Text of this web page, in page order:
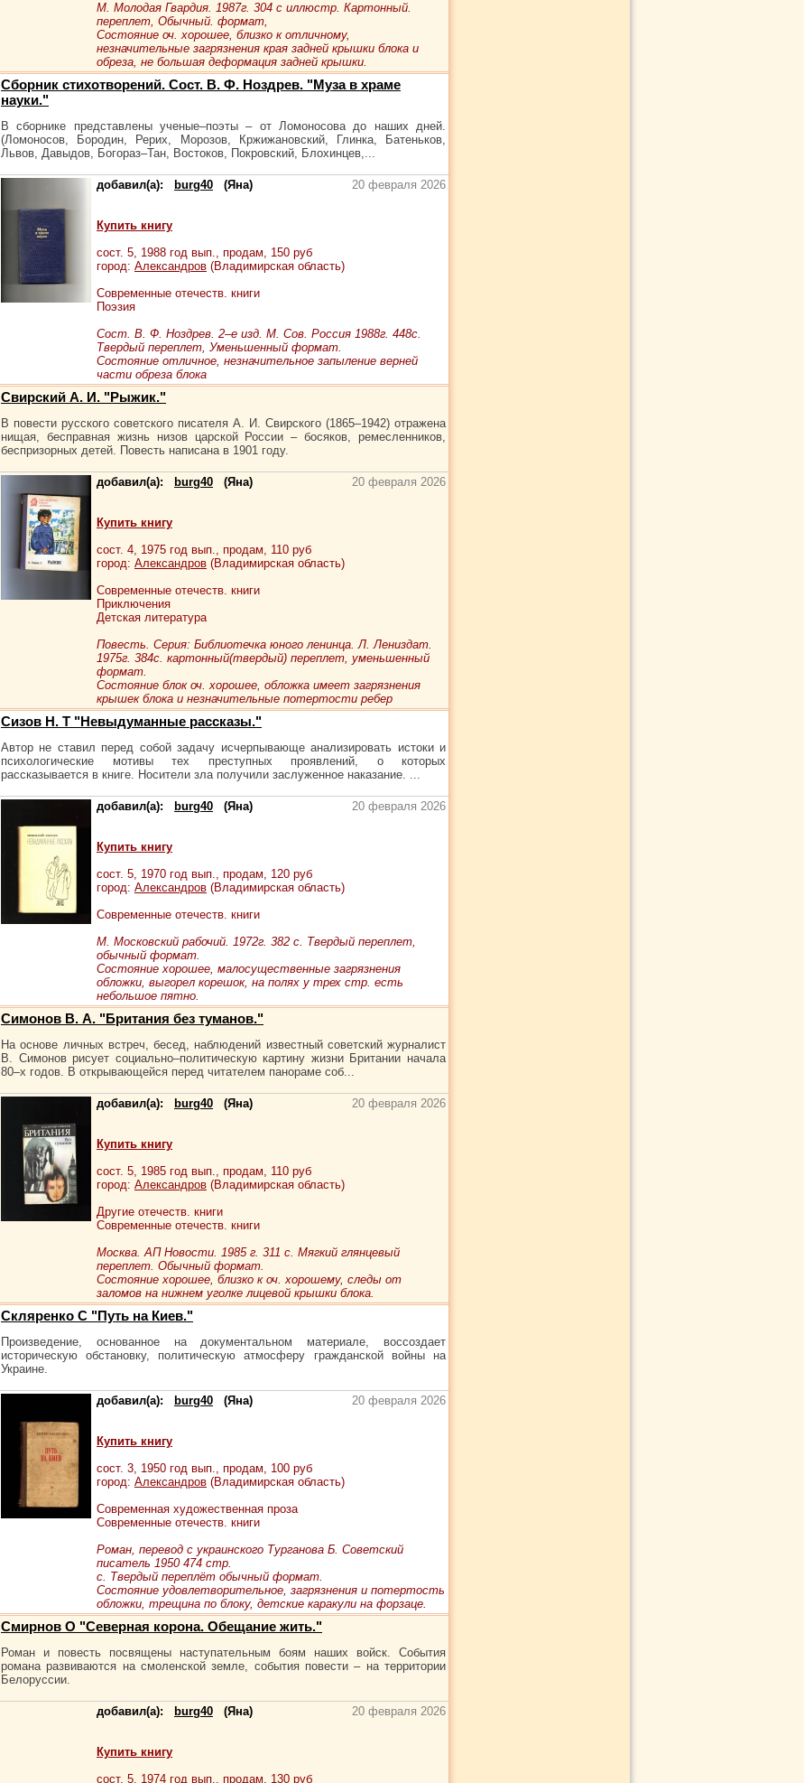
М. Молодая Гвардия. 1987г. 304 с иллюстр. Картонный.
переплет, Обычный. формат,
Состояние оч. хорошее, близко к отличному,
незначительные загрязнения края задней крышки блока и
обреза, не большая деформация задней крышки.
Сборник стихотворений. Сост. В. Ф. Ноздрев. "Муза в храме
науки."
В сборнике представлены ученые–поэты – от Ломоносова до наших дней.
(Ломоносов, Бородин, Рерих, Морозов, Кржижановский, Глинка, Батеньков,
Львов, Давыдов, Богораз–Тан, Востоков, Покровский, Блохинцев,...
добавил(а): burg40 (Яна) 20 февраля 2026
Купить книгу
сост. 5, 1988 год вып., продам, 150 руб
город: Александров (Владимирская область)
Современные отечеств. книги
Поэзия
Сост. В. Ф. Ноздрев. 2–е изд. М. Сов. Россия 1988г. 448с.
Твердый переплет, Уменьшенный формат.
Состояние отличное, незначительное запыление верней
части обреза блока
Свирский А. И. "Рыжик."
В повести русского советского писателя А. И. Свирского (1865–1942) отражена
нищая, бесправная жизнь низов царской России – босяков, ремесленников,
беспризорных детей. Повесть написана в 1901 году.
добавил(а): burg40 (Яна) 20 февраля 2026
Купить книгу
сост. 4, 1975 год вып., продам, 110 руб
город: Александров (Владимирская область)
Современные отечеств. книги
Приключения
Детская литература
Повесть. Серия: Библиотечка юного ленинца. Л. Лениздат.
1975г. 384с. картонный(твердый) переплет, уменьшенный
формат.
Состояние блок оч. хорошее, обложка имеет загрязнения
крышек блока и незначительные потертости ребер
Сизов Н. Т "Невыдуманные рассказы."
Автор не ставил перед собой задачу исчерпывающе анализировать истоки и
психологические мотивы тех преступных проявлений, о которых
рассказывается в книге. Носители зла получили заслуженное наказание. ...
добавил(а): burg40 (Яна) 20 февраля 2026
Купить книгу
сост. 5, 1970 год вып., продам, 120 руб
город: Александров (Владимирская область)
Современные отечеств. книги
М. Московский рабочий. 1972г. 382 с. Твердый переплет,
обычный формат.
Состояние хорошее, малосущественные загрязнения
обложки, выгорел корешок, на полях у трех стр. есть
небольшое пятно.
Симонов В. А. "Британия без туманов."
На основе личных встреч, бесед, наблюдений известный советский журналист
В. Симонов рисует социально–политическую картину жизни Британии начала
80–х годов. В открывающейся перед читателем панораме соб...
добавил(а): burg40 (Яна) 20 февраля 2026
Купить книгу
сост. 5, 1985 год вып., продам, 110 руб
город: Александров (Владимирская область)
Другие отечеств. книги
Современные отечеств. книги
Москва. АП Новости. 1985 г. 311 с. Мягкий глянцевый
переплет. Обычный формат.
Состояние хорошее, близко к оч. хорошему, следы от
заломов на нижнем уголке лицевой крышки блока.
Скляренко С "Путь на Киев."
Произведение, основанное на документальном материале, воссоздает
историческую обстановку, политическую атмосферу гражданской войны на
Украине.
добавил(а): burg40 (Яна) 20 февраля 2026
Купить книгу
сост. 3, 1950 год вып., продам, 100 руб
город: Александров (Владимирская область)
Современная художественная проза
Современные отечеств. книги
Роман, перевод с украинского Турганова Б. Советский
писатель 1950 474 стр.
с. Твердый переплёт обычный формат.
Состояние удовлетворительное, загрязнения и потертость
обложки, трещина по блоку, детские каракули на форзаце.
Смирнов О "Северная корона. Обещание жить."
Роман и повесть посвящены наступательным боям наших войск. События
романа развиваются на смоленской земле, события повести – на территории
Белоруссии.
добавил(а): burg40 (Яна) 20 февраля 2026
Купить книгу
сост. 5, 1974 год вып., продам, 130 руб